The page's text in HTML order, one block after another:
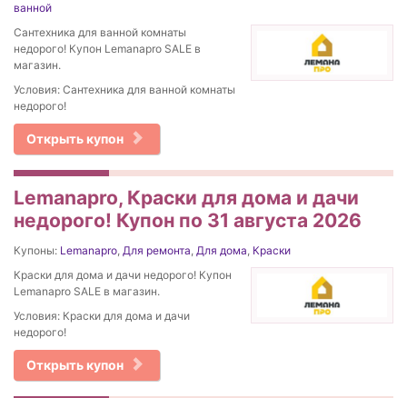
ванной
Сантехника для ванной комнаты
недорого! Купон Lemanapro SALE в
магазин.
Условия: Сантехника для ванной комнаты
недорого!
Открыть купон
Lemanapro, Краски для дома и дачи
недорого! Купон по 31 августа 2026
Купоны: Lemanapro, Для ремонта, Для дома, Краски
Краски для дома и дачи недорого! Купон
Lemanapro SALE в магазин.
Условия: Краски для дома и дачи
недорого!
Открыть купон